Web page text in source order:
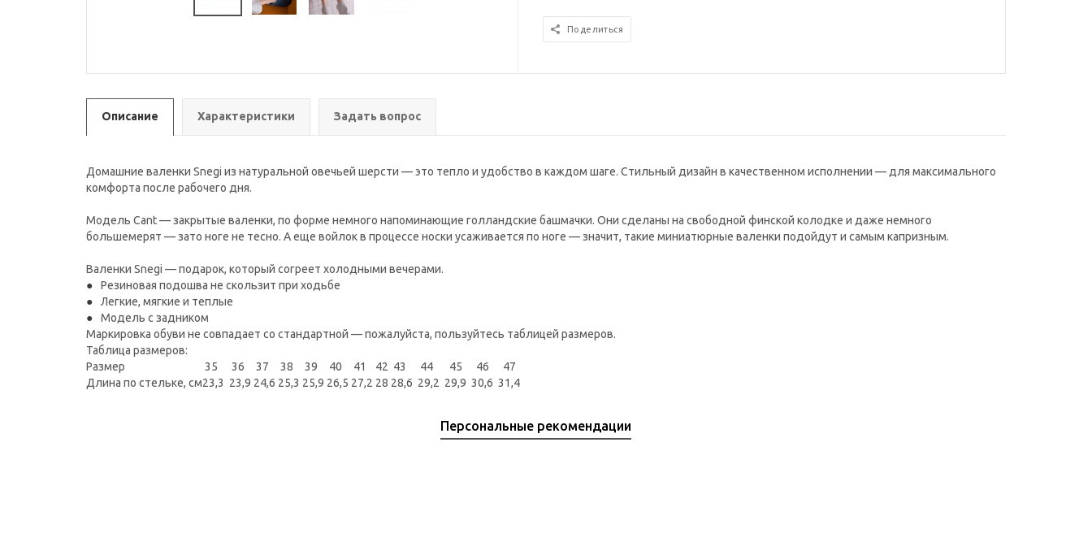
Поделиться
Описание Характеристики Задать вопрос
Домашние валенки Snegi из натуральной овечьей шерсти — это тепло и удобство в каждом шаге. Cтильный дизайн в качественном исполнении — для максимального
комфорта после рабочего дня.
Модель Cant — закрытые валенки, по форме немного напоминающие голландские башмачки. Они сделаны на свободной финской колодке и даже немного
большемерят — зато ноге не тесно. А еще войлок в процессе носки усаживается по ноге — значит, такие миниатюрные валенки подойдут и самым капризным.
Валенки Snegi — подарок, который согреет холодными вечерами.
Резиновая подошва не скользит при ходьбе
Легкие, мягкие и теплые
Модель с задником
Маркировка обуви не совпадает со стандартной — пожалуйста, пользуйтесь таблицей размеров.
Таблица размеров:
Размер
35 36 37 38 39 40 41 42 43 44 45 46 47
Длина по стельке, см23,3 23,9 24,6 25,3 25,9 26,5 27,2 28 28,6 29,2 29,9 30,6 31,4
Персональные рекомендации